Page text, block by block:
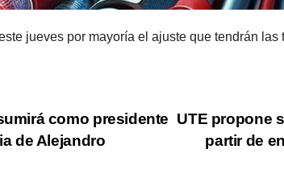
jueves por mayoría el ajuste que tendrán
UTE propone
partir de
como presidente
de Alejandro